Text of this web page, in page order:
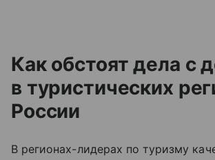
Как обстоят дела с
в туристических
России
В регионах-лидерах по туризму